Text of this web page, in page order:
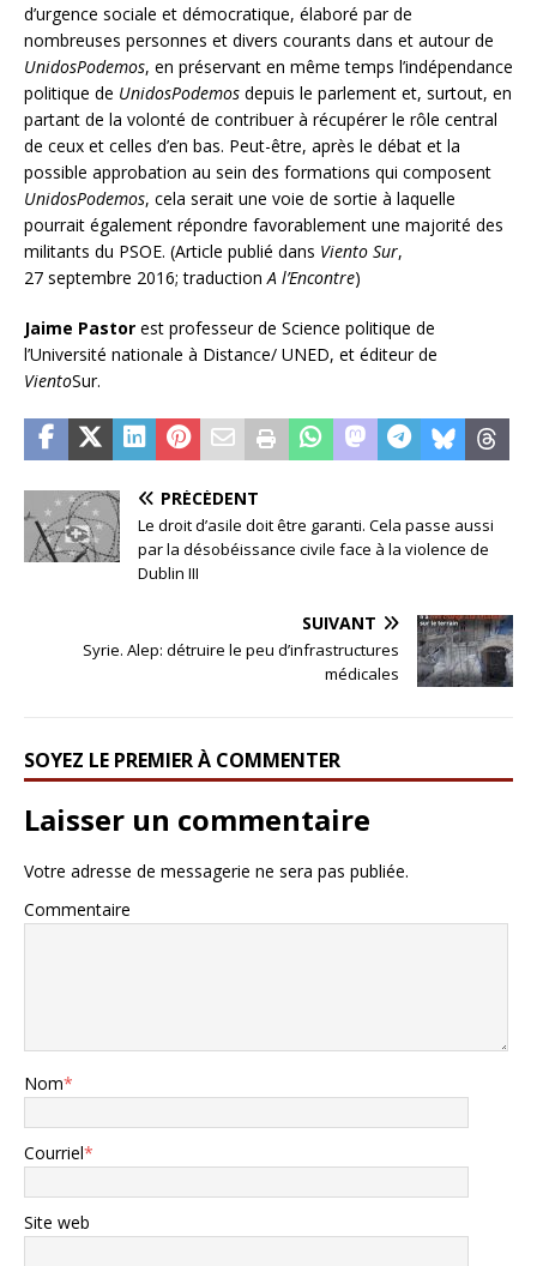
d’urgence sociale et démocratique, élaboré par de
nombreuses personnes et divers courants dans et autour de
UnidosPodemos, en préservant en même temps l’indépendance
politique de UnidosPodemos depuis le parlement et, surtout, en
partant de la volonté de contribuer à récupérer le rôle central
de ceux et celles d’en bas. Peut-être, après le débat et la
possible approbation au sein des formations qui composent
UnidosPodemos, cela serait une voie de sortie à laquelle
pourrait également répondre favorablement une majorité des
militants du PSOE. (Article publié dans Viento Sur,
27 septembre 2016; traductionA l’Encontre)
Jaime Pastor est professeur de Science politique de
l’Université nationale à Distance/ UNED, et éditeur de
VientoSur.
PRÉCÉDENT
Le droit d’asile doit être garanti. Cela passe aussi
par la désobéissance civile face à la violence de
Dublin III
SUIVANT
Syrie. Alep: détruire le peu d’infrastructures
médicales
SOYEZ LE PREMIER À COMMENTER
Laisser un commentaire
Votre adresse de messagerie ne sera pas publiée.
Commentaire
Nom*
Courriel*
Site web